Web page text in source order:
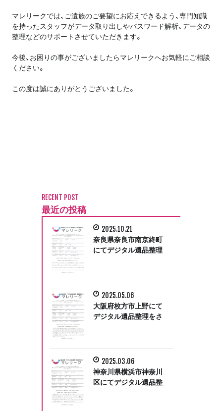
マレリークでは、ご遺族のご要望にお応えできるよう、専門知識
を持ったスタッフがデータ取り出しやパスワード解析、データの
整理などのサポートさせていただきます。
今後、お困りの事がございましたらマレリークへお気軽にご相談
ください。
この度は誠にありがとうございました。
RECENT POST
最近の投稿
2025.10.21
奈良県奈良市南京終町
にてデジタル遺品整理
2025.05.06
大阪府枚方市上野にて
デジタル遺品整理をさ
2025.03.06
神奈川県横浜市神奈川
区にてデジタル遺品整